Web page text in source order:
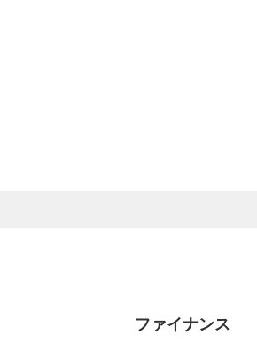
ファイナンス